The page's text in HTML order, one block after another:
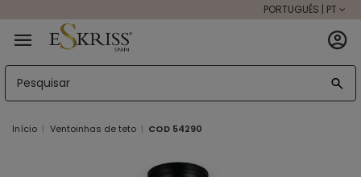
PORTUGUÊS | PT
Início Ventoinhas de teto COD 54290